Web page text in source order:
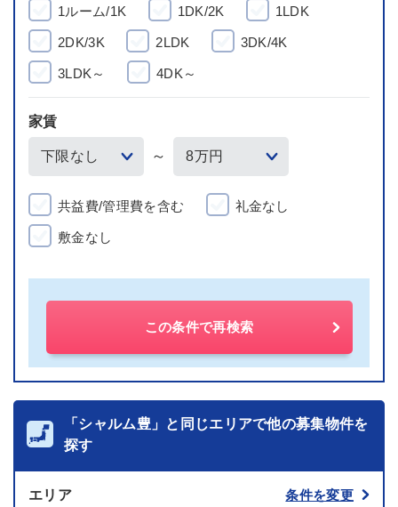
1ルーム/1K
1DK/2K 1LDK
2DK/3K 2LDK 3DK/4K
3LDK～ 4DK～
家賃
～
共益費/管理費を含む 礼金なし
敷金なし
この条件で再検索
「シャルム豊」と同じエリアで他の募集物件を
探す
エリア
条件を変更